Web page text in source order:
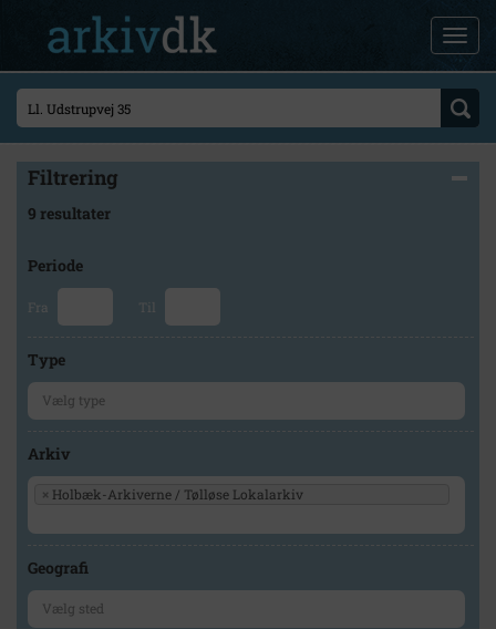
Filtrering
9 resultater
Periode
Fra Til
Type
Arkiv
× Holbæk-Arkiverne / Tølløse Lokalarkiv
Geografi